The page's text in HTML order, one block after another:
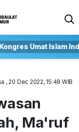
Umat Islam
, 20 Dec 2022, 15:48 WIB
Ma'ruf